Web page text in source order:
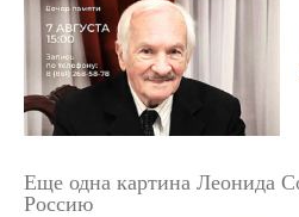
Еще одна картина Леонида
Россию